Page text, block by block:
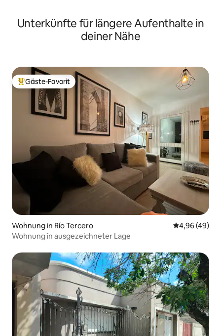
Unterkünfte für längere Aufenthalte in
deiner Nähe
Beliebter Gäste-Favorit.
Gäste-Favorit
Wohnung in Río Tercero
4,96 (49)
Wohnung in ausgezeichneter Lage